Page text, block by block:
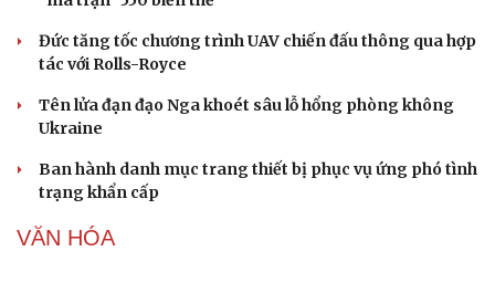
Buôn lậu, hàng giả diễn biến phức tạp, xử lý gần 68.000
vụ trong 6 tháng
QUÂN SỰ - QUỐC PHÒNG